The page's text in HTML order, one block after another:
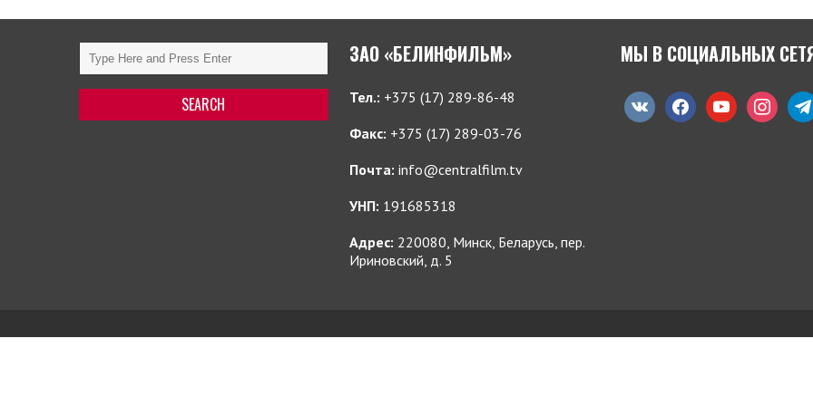
ЗАО «БЕЛИНФИЛЬМ»
Тел.: +375 (17) 289-86-48
Факс: +375 (17) 289-03-76
Почта: info@centralfilm.tv
УНП: 191685318
Адрес: 220080, Минск, Беларусь, пер.
Ириновский, д. 5
МЫ В СОЦИАЛЬНЫХ
vkontaktefacebookyoutube instagram